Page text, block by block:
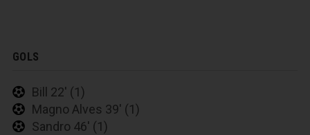
GOLS
Bill 22' (1)
Magno Alves 39' (1)
Sandro 46' (1)